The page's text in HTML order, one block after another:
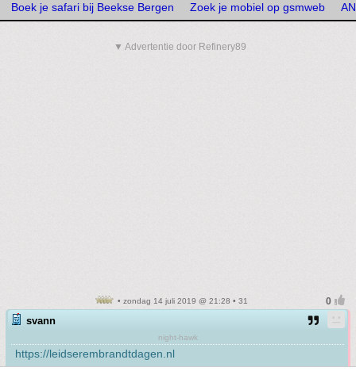
Boek je safari bij Beekse Bergen Zoek je mobiel op gsmweb
▼ Advertentie door Refinery89
• zondag 14 juli 2019 @ 21:28 • 31
svann
night-hawk
https://leidserembrandtdagen.nl